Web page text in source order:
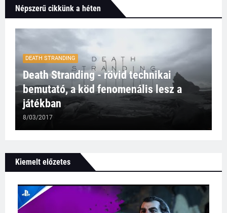
Népszerű cikkünk a héten
DEATH STRANDING
Death Stranding - rövid technikai
bemutató, a köd fenomenális lesz a
játékban
8/03/2017
Kiemelt előzetes